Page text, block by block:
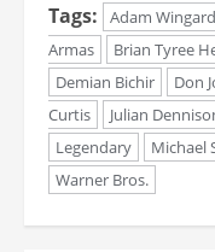
Tags: Adam Wingard
Armas
Brian Tyree
Demian Bichir
Don
Curtis
Julian
Legendary
Michael
Warner Bros.